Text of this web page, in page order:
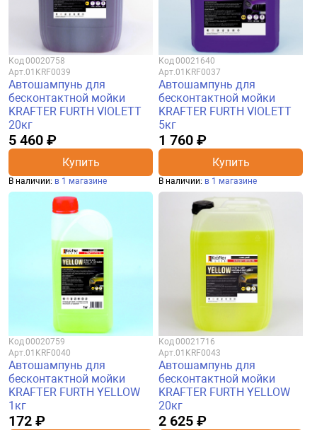
Код00020758
Арт.01KRF0039
Автошампунь для
бесконтактной мойки
KRAFTER FURTH VIOLETT
20кг
5 460 ₽
Купить
В наличии: в 1 магазине
Код00021640
Арт.01KRF0037
Автошампунь для
бесконтактной мойки
KRAFTER FURTH VIOLETT
5кг
1 760 ₽
Купить
В наличии: в 1 магазине
Код00020759
Арт.01KRF0040
Автошампунь для
бесконтактной мойки
KRAFTER FURTH YELLOW
1кг
172 ₽
Код00021716
Арт.01KRF0043
Автошампунь для
бесконтактной мойки
KRAFTER FURTH YELLOW
20кг
2 625 ₽